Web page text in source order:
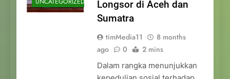
Longsor di Aceh dan
Sumatra
timMedia11
8 months
ago
0 2 mins
Dalam rangka menunjukkan